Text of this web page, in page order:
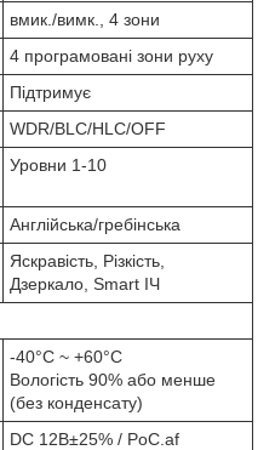
вмик./вимк., 4 зони
4 програмовані зони руху
Підтримує
WDR/BLC/HLC/OFF
Уровни 1-10
Англійська/гребінська
Яскравість, Різкість,
Дзеркало, Smart ІЧ
-40°C ~ +60°C
Вологість 90% або менше
(без конденсату)
DC 12В±25% / PoC.af